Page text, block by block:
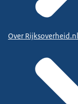
Over Rijksoverheid.nl